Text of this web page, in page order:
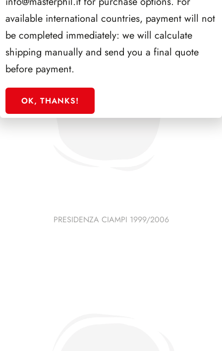
PRESIDENZA CIAMPI 1999/2006
available international countries, payment will not
be completed immediately: we will calculate
shipping manually and send you a final quote
before payment.
OK, THANKS!